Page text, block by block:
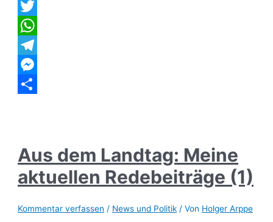
missbraucht
Facebook
Twitter
WhatsApp
Telegram
Messenger
Aus dem Landtag: Meine
aktuellen Redebeiträge (1)
Kommentar verfassen / News und Politik / Von Holger Arppe